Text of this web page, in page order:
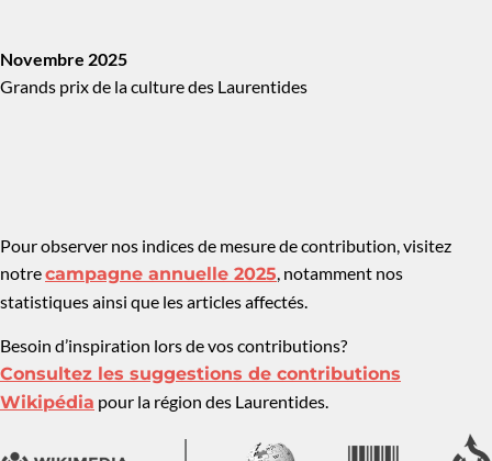
Novembre 2025
Grands prix de la culture des Laurentides
Pour observer nos indices de mesure de contribution, visitez
notrecampagne annuelle 2025, notamment nos
statistiques ainsi que les articles affectés.
Besoin d’inspiration lors de vos contributions?
Consultez les suggestions de contributions
Wikipédia pour la région des Laurentides.